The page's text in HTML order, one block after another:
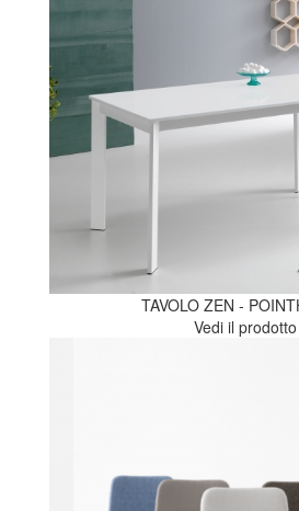
TAVOLO ZEN -
Vedi il prodotto